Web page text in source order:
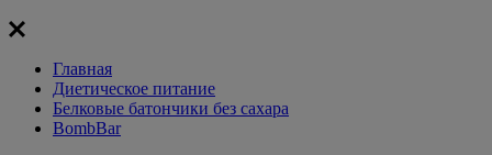
Главная
Диетическое питание
Белковые батончики без сахара
BombBar